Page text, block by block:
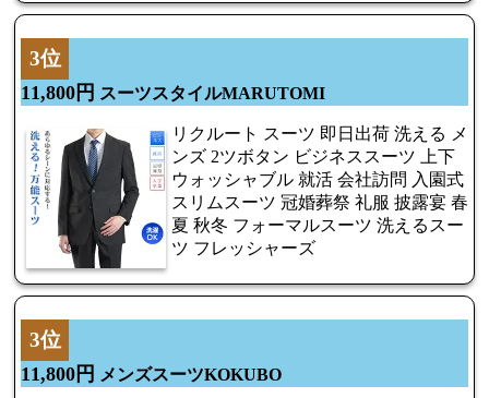
3位
11,800円 スーツスタイルMARUTOMI
リクルート スーツ 即日出荷 洗える メ
ンズ 2ツボタン ビジネススーツ 上下
ウォッシャブル 就活 会社訪問 入園式
スリムスーツ 冠婚葬祭 礼服 披露宴 春
夏 秋冬 フォーマルスーツ 洗えるスー
ツ フレッシャーズ
3位
11,800円 メンズスーツKOKUBO